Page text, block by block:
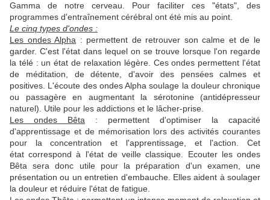
Gamma de notre cerveau. Pour faciliter ces "états", des
programmes d'entraînement cérébral ont été mis au point.
Le cinq types d'ondes :
Les ondes Alpha : permettent de retrouver son calme et de le
garder. C'est l'état dans lequel on se trouve lorsque l'on regarde
la télé : un état de relaxation légère. Ces ondes permettent l'état
de méditation, de détente, d'avoir des pensées calmes et
positives. L'écoute des ondes Alpha soulage la douleur chronique
ou passagère en augmentant la sérotonine (antidépresseur
naturel). Utile pour les addictions et le lâcher-prise.
Les ondes Bêta : permettent d'optimiser la capacité
d'apprentissage et de mémorisation lors des activités courantes
pour la concentration et l'apprentissage, et l'action. Cet
état correspond à l'état de veille classique. Ecouter les ondes
Bêta sera donc utile pour la préparation d'un examen, une
présentation ou un entretien d'embauche. Elles aident à soulager
la douleur et réduire l'état de fatigue.